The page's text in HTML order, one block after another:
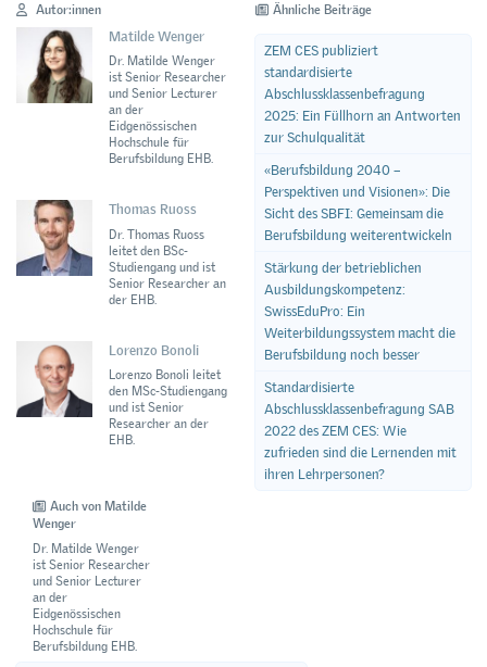
Autor:innen
Matilde Wenger
Dr. Matilde Wenger
ist Senior Researcher
und Senior Lecturer
an der
Eidgenössischen
Hochschule für
Berufsbildung EHB.
Thomas Ruoss
Dr. Thomas Ruoss
leitet den BSc-
Studiengang und ist
Senior Researcher an
der EHB.
Lorenzo Bonoli
Lorenzo Bonoli leitet
den MSc-Studiengang
und ist Senior
Researcher an der
EHB.
Auch von Matilde
Wenger
Dr. Matilde Wenger
ist Senior Researcher
und Senior Lecturer
an der
Eidgenössischen
Hochschule für
Berufsbildung EHB.
Ähnliche Beiträge
ZEM CES publiziert
standardisierte
Abschlussklassenbefragung
2025: Ein Füllhorn an Antworten
zur Schulqualität
«Berufsbildung 2040 –
Perspektiven und Visionen»: Die
Sicht des SBFI: Gemeinsam die
Berufsbildung weiterentwickeln
Stärkung der betrieblichen
Ausbildungskompetenz:
SwissEduPro: Ein
Weiterbildungssystem macht die
Berufsbildung noch besser
Standardisierte
Abschlussklassenbefragung SAB
2022 des ZEM CES: Wie
zufrieden sind die Lernenden mit
ihren Lehrpersonen?